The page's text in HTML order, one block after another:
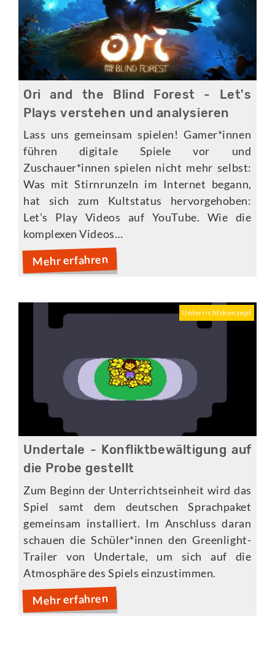
Ori and the Blind Forest - Let's
Plays verstehen und analysieren
Lass uns gemeinsam spielen! Gamer*innen
führen digitale Spiele vor und
Zuschauer*innen spielen nicht mehr selbst:
Was mit Stirnrunzeln im Internet begann,
hat sich zum Kultstatus hervorgehoben:
Let’s Play Videos auf YouTube. Wie die
komplexen Videos…
Mehr erfahren
Unterrichtskonzept
Undertale - Konfliktbewältigung auf
die Probe gestellt
Zum Beginn der Unterrichtseinheit wird das
Spiel samt dem deutschen Sprachpaket
gemeinsam installiert. Im Anschluss daran
schauen die Schüler*innen den Greenlight-
Trailer von Undertale, um sich auf die
Atmosphäre des Spiels einzustimmen.
Mehr erfahren